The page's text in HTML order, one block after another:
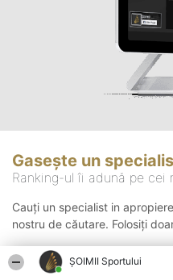
ȘOIMII Sportului
Gasește un
Ranking-ul îi adună pe
Cauți un specialist in
nostru de căutare. Folosiți